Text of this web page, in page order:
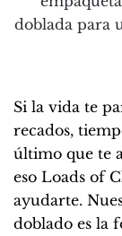
Si la vida te
recados,
último que te
eso Loads of
ayudarte.
doblado es la